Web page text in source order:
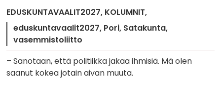
EDUSKUNTAVAALIT2027 KOLUMNIT
eduskuntavaalit2027 Pori Satakunta
vasemmistoliitto
– Sanotaan, että politiikka jakaa ihmisiä. Mä olen
saanut kokea jotain aivan muuta.